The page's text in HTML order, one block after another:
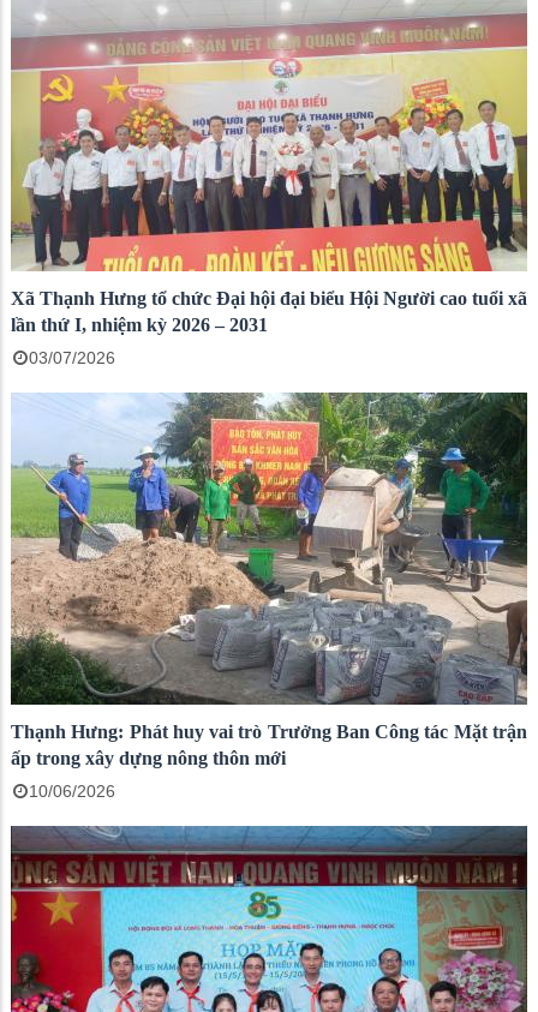
Xã Thạnh Hưng tổ chức Đại hội đại biểu Hội Người cao tuổi xã
lần thứ I, nhiệm kỳ 2026 – 2031
03/07/2026
Thạnh Hưng: Phát huy vai trò Trưởng Ban Công tác Mặt trận
ấp trong xây dựng nông thôn mới
10/06/2026